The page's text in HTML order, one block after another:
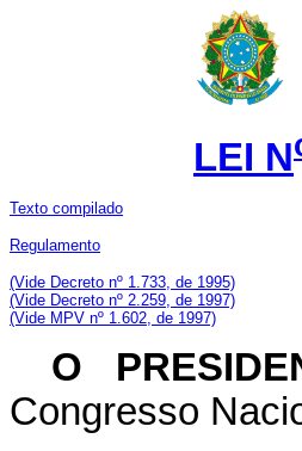
LEI N
Texto compilado
Regulamento
(Vide Decreto nº 1.733, de 1995)
(Vide Decreto nº 2.259, de 1997)
(Vide MPV nº 1.602, de 1997)
O
Congresso